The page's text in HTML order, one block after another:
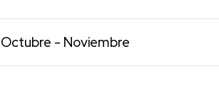
Octubre - Noviembre